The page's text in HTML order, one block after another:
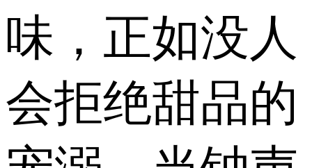
味，正如没人
会拒绝甜品的